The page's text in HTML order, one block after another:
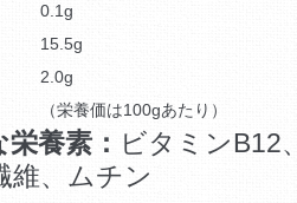
0.1g
15.5g
2.0g
（栄養価は100gあたり）
養素： ビタミンB12
維、ムチン